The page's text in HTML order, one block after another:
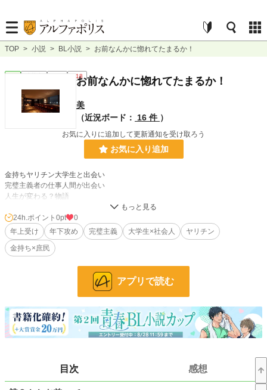
TOP > 小説 > BL小説 > お前なんかに惚れてたまるか！
R18
お前なんかに惚れてたまるか！
美
（近況ボード：
16 件 ）
お気に入りに追加して更新通知を受け取ろう
お気に入り追加
金持ちヤリチン大学生と出会い
完璧主義者の仕事人間が出会い
人生が変わる？物語
小説 228,618 位 / 228,618 件
BL 31,393 位 / 31,393 件
文字数 33,773
更新日時 2022.11.28 18:00
14 pt (70,247 位)
24h.ポイント 0pt
0
年上受け
年下攻め 完璧主義 大学生×社会人
ヤリチン
金持ち×庶民
アプリで読む
目次 感想